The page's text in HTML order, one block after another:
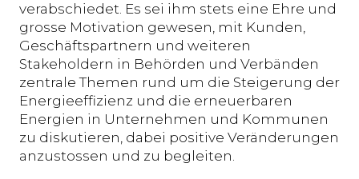
verabschiedet. Es sei ihm stets eine Ehre und
grosse Motivation gewesen, mit Kunden,
Geschäftspartnern und weiteren
Stakeholdern in Behörden und Verbänden
zentrale Themen rund um die Steigerung der
Energieeffizienz und die erneuerbaren
Energien in Unternehmen und Kommunen
zu diskutieren, dabei positive Veränderungen
anzustossen und zu begleiten.